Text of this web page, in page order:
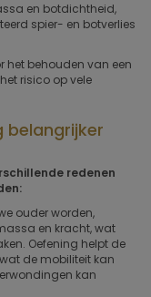
en botdichtheid,
spier- en botverlies
het behouden van een
risico op vele
redenen
ouder worden,
en kracht, wat
Oefening helpt de
de mobiliteit kan
kan